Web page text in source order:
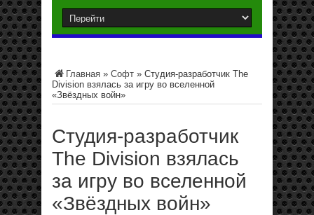
Главная » Софт » Студия-разработчик The
Division взялась за игру во вселенной
«Звёздных войн»
Студия-разработчик
The Division взялась
за игру во вселенной
«Звёздных войн»